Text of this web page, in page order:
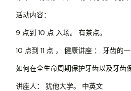
活动内容：
9 点到 10 点 入场。 有茶点。
10 点到 11 点 ， 健康讲座 ： 牙齿的
如何在全生命周期保护牙齿以及牙齿
讲座人： 犹他大学。 中英文